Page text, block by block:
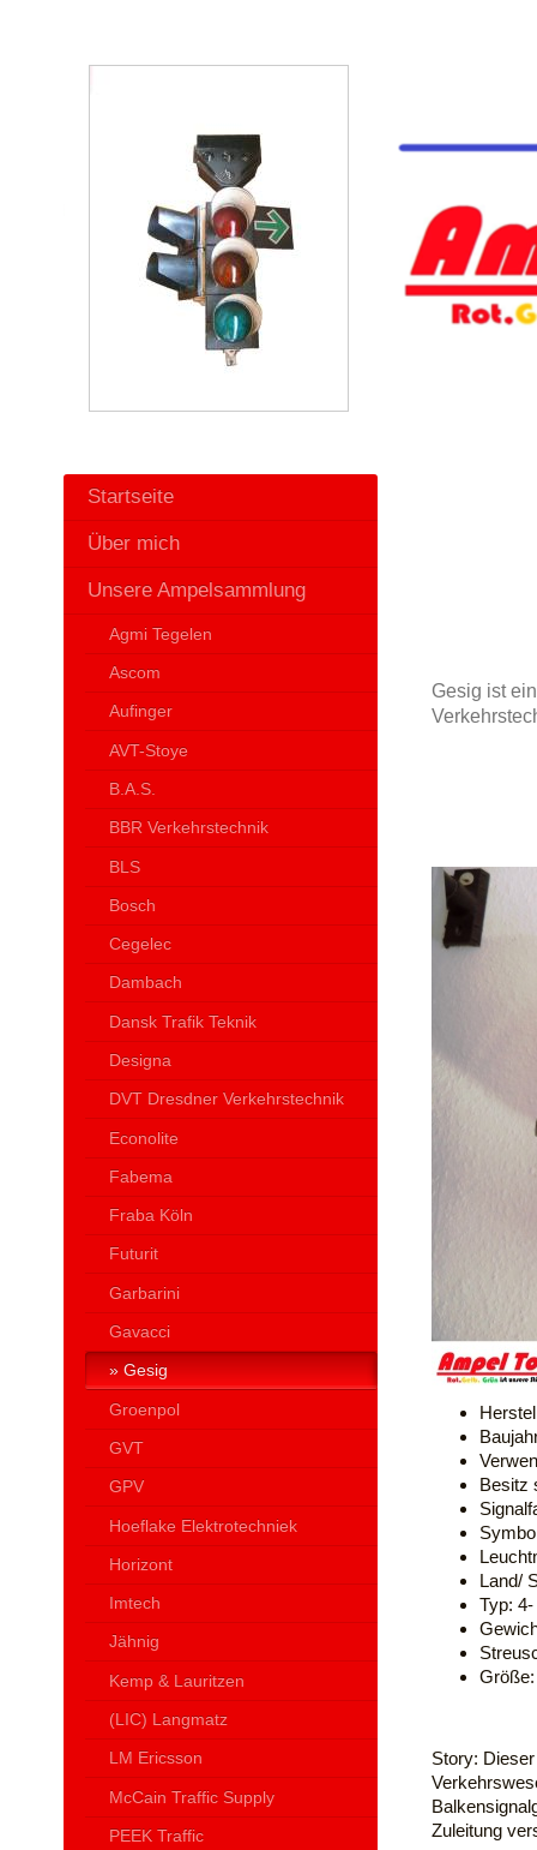
Gesig ist
Besitz
Land/
Typ:
Story:
Zuleitung
Startseite
Über mich
Unsere Ampelsammlung
Agmi Tegelen
Ascom
Aufinger
AVT-Stoye
B.A.S.
BBR Verkehrstechnik
BLS
Bosch
Cegelec
Dambach
Dansk Trafik Teknik
Designa
DVT Dresdner Verkehrstechnik
Econolite
Fabema
Fraba Köln
Futurit
Garbarini
Gavacci
Gesig
Groenpol
GVT
GPV
Hoeflake Elektrotechniek
Horizont
Imtech
Jähnig
Kemp & Lauritzen
(LIC) Langmatz
LM Ericsson
McCain Traffic Supply
PEEK Traffic